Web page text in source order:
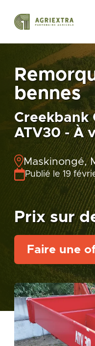
bennes
Creekbank
ATV30 - À
Maskinongé,
Publié le 19
Prix sur
Faire une